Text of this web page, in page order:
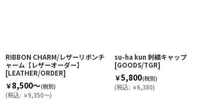
RIBBON CHARM/レザーリボンチ
ャーム【レザーオーダー】
[LEATHER/ORDER]
￥8,500～(税別)
(税込: ￥9,350～)
su-ha kun 刺繍キャップ
[GOODS/TGR]
￥5,800(税別)
(税込: ￥6,380)